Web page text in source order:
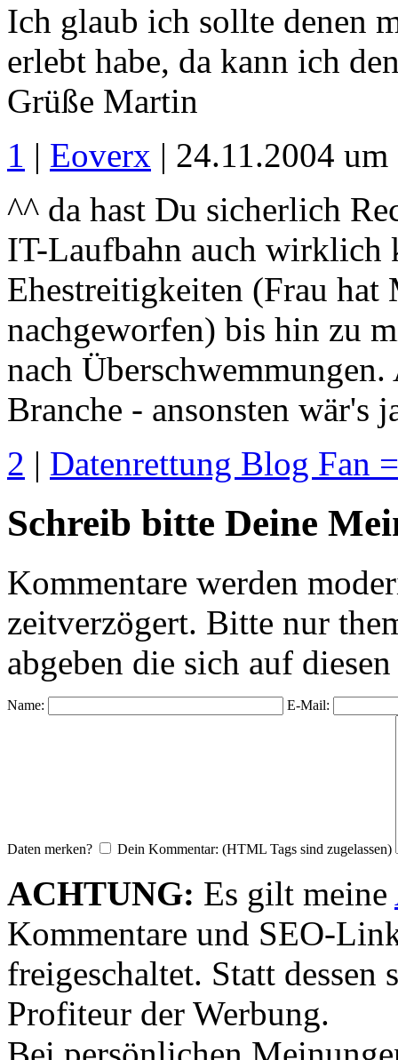
Ich glaub ich sollte denen
erlebt habe, da kann ich
Grüße Martin
1 | Eoverx | 24.11.2004
^^ da hast Du sicherlich
IT-Laufbahn auch wirklich
Ehestreitigkeiten (Frau hat
nachgeworfen) bis hin zu
nach
Branche - ansonsten wär's
2 | Datenrettung Blog Fan
Schreib bitte Deine
Kommentare werden
zeitverzögert. Bitte nur
abgeben die sich auf
Name: E-Mail:
Daten merken? Dein Kommentar: (HTML Tags sind zugelassen)
ACHTUNG: Es gilt meine
Kommentare und SEO-
freigeschaltet. Statt dessen
Profiteur der Werbung.